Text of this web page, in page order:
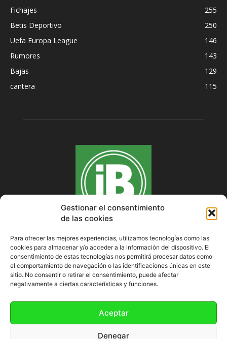
Gestionar el consentimiento
de las cookies
Para ofrecer las mejores experiencias, utilizamos tecnologías como las
cookies para almacenar y/o acceder a la información del dispositivo. El
consentimiento de estas tecnologías nos permitirá procesar datos como
el comportamiento de navegación o las identificaciones únicas en este
sitio. No consentir o retirar el consentimiento, puede afectar
negativamente a ciertas características y funciones.
Aceptar
Denegar
Fichajes
255
Betis Deportivo
250
Uefa Europa League
146
Rumores
143
Bajas
129
cantera
115
SOBRE NOSOTROS